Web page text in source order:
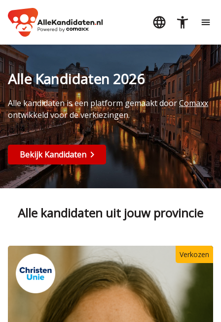
Alle Kandidaten 2026
Alle kandidaten is een platform gemaakt doorComaxx
ontwikkeld voor de verkiezingen.
Bekijk Kandidaten
Alle kandidaten uit jouw provincie
Verkozen